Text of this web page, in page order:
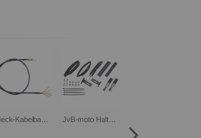
Heck-Kabelbaum »Customizing«, ca. 1m, zum Anschließen von Rücklicht, Blinker & Kennzeichenbeleuchtung am originalen Kabelbaum, 8fach-Buchse fertig gecrimpt JvB-moto Halter für LED-Blinker hinten, passend für Motogadget 'm-Blaze PIN' und Racer-Heck Art. JVB0054 1 Paar, OHNE Blinker!